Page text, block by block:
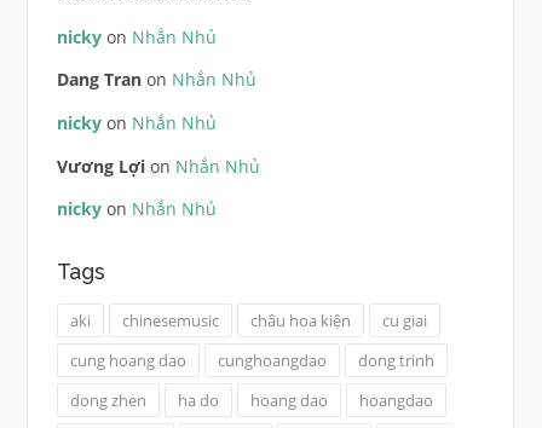
nickyon Nhắn Nhủ
Dang Tranon Nhắn Nhủ
nickyon Nhắn Nhủ
Vương Lợion Nhắn Nhủ
nickyon Nhắn Nhủ
Tags
aki chinesemusic châu hoa kiện
cu giai
cung hoang dao
cunghoangdao
dong trinh
dong zhen
ha do hoang dao
hoangdao